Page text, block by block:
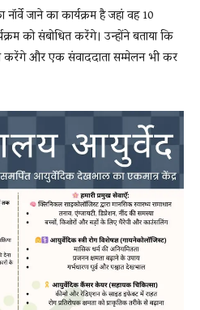
जाने का कार्यक्रम है जहां वह 10
को संबोधित करेंगे। उन्होंने बताया कि
करेंगे और एक संवाददाता सम्मेलन भी कर